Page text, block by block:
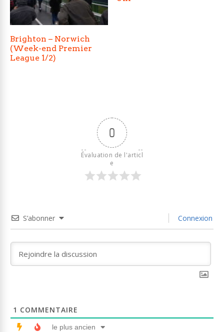
Brighton – Norwich
(Week-end Premier
League 1/2)
0
Évaluation de l'articl
e
S’abonner Connexion
1 COMMENTAIRE
le plus ancien